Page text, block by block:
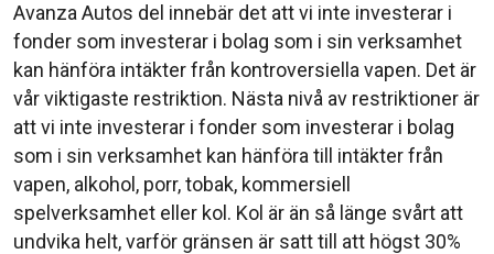
Avanza Autos del innebär det att vi inte investerar i
fonder som investerar i bolag som i sin verksamhet
kan hänföra intäkter från kontroversiella vapen. Det är
vår viktigaste restriktion. Nästa nivå av restriktioner är
att vi inte investerar i fonder som investerar i bolag
som i sin verksamhet kan hänföra till intäkter från
vapen, alkohol, porr, tobak, kommersiell
spelverksamhet eller kol. Kol är än så länge svårt att
undvika helt, varför gränsen är satt till att högst 30%